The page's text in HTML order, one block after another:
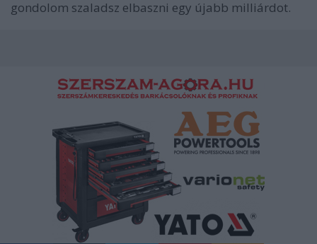
gondolom szaladsz elbaszni egy újabb milliárdot.